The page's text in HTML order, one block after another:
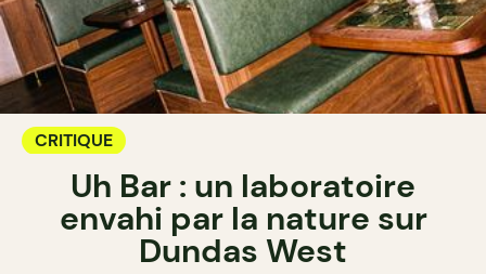
CRITIQUE
Uh Bar : un laboratoire
envahi par la nature sur
Dundas West